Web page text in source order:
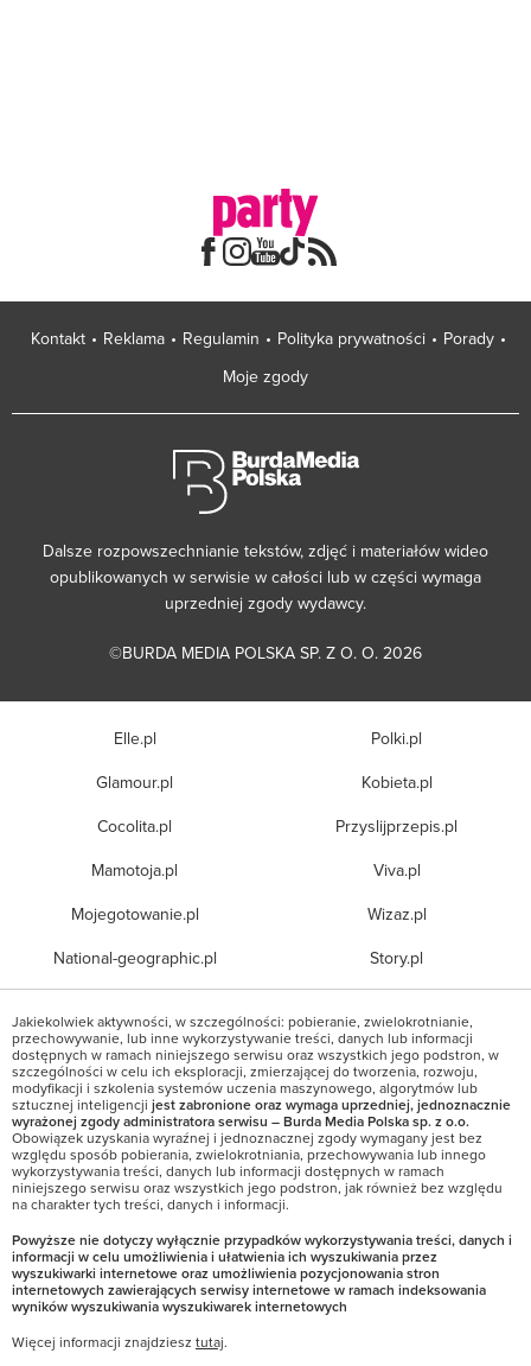
Kontakt Reklama Regulamin Polityka prywatności
Porady
Moje zgody
Dalsze rozpowszechnianie tekstów, zdjęć i materiałów wideo
opublikowanych w serwisie w całości lub w części wymaga
uprzedniej zgody wydawcy.
©BURDA MEDIA POLSKA SP. Z O. O. 2026
Elle.pl
Glamour.pl
Cocolita.pl
Mamotoja.pl
Mojegotowanie.pl
National-geographic.pl
Polki.pl
Kobieta.pl
Przyslijprzepis.pl
Viva.pl
Wizaz.pl
Story.pl
Jakiekolwiek aktywności, w szczególności: pobieranie, zwielokrotnianie,
przechowywanie, lub inne wykorzystywanie treści, danych lub informacji
dostępnych w ramach niniejszego serwisu oraz wszystkich jego podstron, w
szczególności w celu ich eksploracji, zmierzającej do tworzenia, rozwoju,
modyfikacji i szkolenia systemów uczenia maszynowego, algorytmów lub
sztucznej inteligencji jest zabronione oraz wymaga uprzedniej, jednoznacznie
wyrażonej zgody administratora serwisu – Burda Media Polska sp. z o.o.
Obowiązek uzyskania wyraźnej i jednoznacznej zgody wymagany jest bez
względu sposób pobierania, zwielokrotniania, przechowywania lub innego
wykorzystywania treści, danych lub informacji dostępnych w ramach
niniejszego serwisu oraz wszystkich jego podstron, jak również bez względu
na charakter tych treści, danych i informacji.
Powyższe nie dotyczy wyłącznie przypadków wykorzystywania treści, danych i
informacji w celu umożliwienia i ułatwienia ich wyszukiwania przez
wyszukiwarki internetowe oraz umożliwienia pozycjonowania stron
internetowych zawierających serwisy internetowe w ramach indeksowania
wyników wyszukiwania wyszukiwarek internetowych
Więcej informacji znajdziesz tutaj.